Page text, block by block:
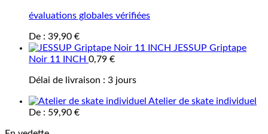
évaluations globales vérifiées
De : 39,90 €
JESSUP Griptape
Noir 11 INCH 0,79 €
Délai de livraison : 3 jours
Atelier de skate individuel
De : 59,90 €